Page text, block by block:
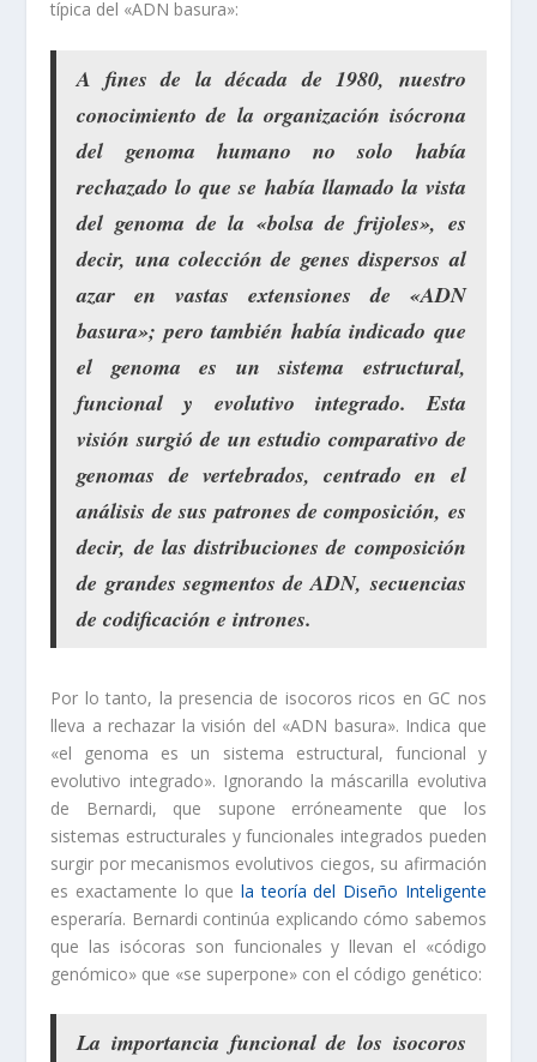
típica del «ADN basura»:
A fines de la década de 1980, nuestro
conocimiento de la organización isócrona
del genoma humano no solo había
rechazado lo que se había llamado la vista
del genoma de la «bolsa de frijoles», es
decir, una colección de genes dispersos al
azar en vastas extensiones de «ADN
basura»; pero también había indicado que
el genoma es un sistema estructural,
funcional y evolutivo integrado. Esta
visión surgió de un estudio comparativo de
genomas de vertebrados, centrado en el
análisis de sus patrones de composición, es
decir, de las distribuciones de composición
de grandes segmentos de ADN, secuencias
de codificación e intrones.
Por lo tanto, la presencia de isocoros ricos en GC nos
lleva a rechazar la visión del «ADN basura». Indica que
«el genoma es un sistema estructural, funcional y
evolutivo integrado». Ignorando la máscarilla evolutiva
de Bernardi, que supone erróneamente que los
sistemas estructurales y funcionales integrados pueden
surgir por mecanismos evolutivos ciegos, su afirmación
es exactamente lo que la teoría del Diseño Inteligente
esperaría. Bernardi continúa explicando cómo sabemos
que las isócoras son funcionales y llevan el «código
genómico» que «se superpone» con el código genético:
La importancia funcional de los isocoros